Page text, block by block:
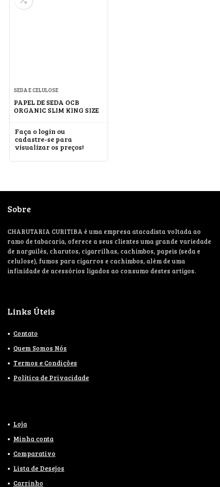
SEDA E CELULOSE
PAPEL DE SEDA OCB
ORGANIC SLIM KING SIZE
Faça o login ou
cadastre-se para
visualizar os preços!
Sobre
CHARUTARIA CURITIBA é uma empresa atacadista voltada ao
ramo de tabacaria, oferece a seus clientes uma grande variedade
de narguilés, charutos, cigarrilhas, cachimbos, papeis (seda e
celulose), fumos para cigarros e cachimbos, além de uma
infinidade de acessórios ligados ao consumo destes artigos.
Links Úteis
Contato
Quem Somos Nós
Termos e Condições
Política de Privacidade
Loja
Minha conta
Comparativo
Lista de Desejos
Carrinho